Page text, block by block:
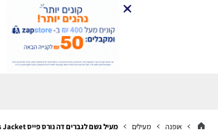
אופנה מעילים מעיל גשם לגברים דה נורס פייס The North Face Fontanales Jacket